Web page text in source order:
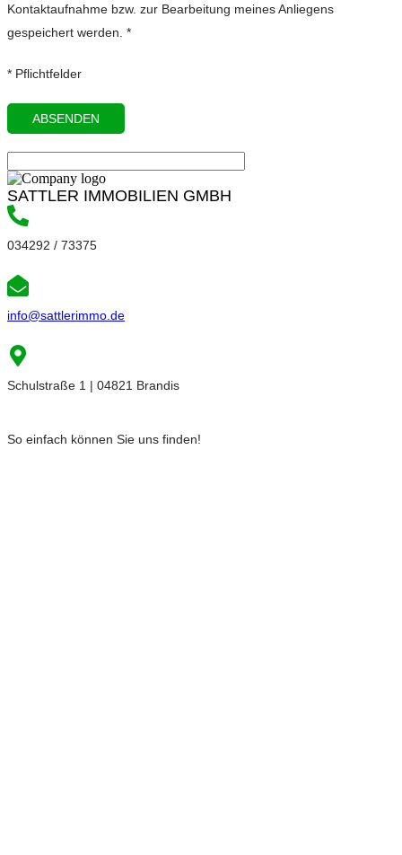
Kontaktaufnahme bzw. zur Bearbeitung meines Anliegens
gespeichert werden. *
* Pflichtfelder
SATTLER IMMOBILIEN GMBH
034292 / 73375
info@sattlerimmo.de
Schulstraße 1 | 04821 Brandis
So einfach können Sie uns finden!